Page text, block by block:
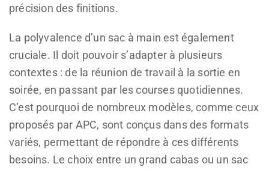
précision des finitions.
La polyvalence d’un sac à main est également
cruciale. Il doit pouvoir s’adapter à plusieurs
contextes : de la réunion de travail à la sortie en
soirée, en passant par les courses quotidiennes.
C’est pourquoi de nombreux modèles, comme ceux
proposés par APC, sont conçus dans des formats
variés, permettant de répondre à ces différents
besoins. Le choix entre un grand cabas ou un sac